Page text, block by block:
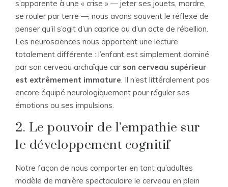
s’apparente à une « crise » — jeter ses jouets, mordre,
se rouler par terre —, nous avons souvent le réflexe de
penser qu’il s’agit d’un caprice ou d’un acte de rébellion.
Les neurosciences nous apportent une lecture
totalement différente : l’enfant est simplement dominé
par son cerveau archaïque car son cerveau supérieur
est extrêmement immature. Il n’est littéralement pas
encore équipé neurologiquement pour réguler ses
émotions ou ses impulsions.
2. Le pouvoir de l’empathie sur
le développement cognitif
Notre façon de nous comporter en tant qu’adultes
modèle de manière spectaculaire le cerveau en plein